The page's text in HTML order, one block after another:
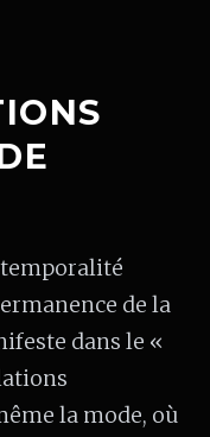
de la
dans le «
la mode, où